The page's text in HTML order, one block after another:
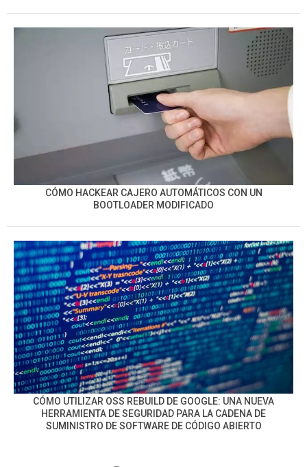
CÓMO HACKEAR CAJERO AUTOMÁTICOS CON UN
BOOTLOADER MODIFICADO
CÓMO UTILIZAR OSS REBUILD DE GOOGLE: UNA NUEVA
HERRAMIENTA DE SEGURIDAD PARA LA CADENA DE
SUMINISTRO DE SOFTWARE DE CÓDIGO ABIERTO